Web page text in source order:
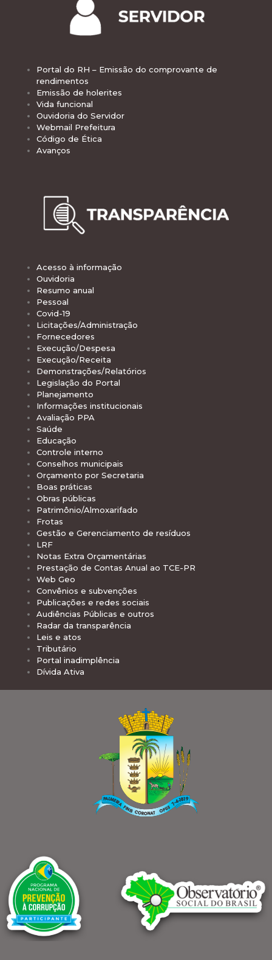
Portal do RH – Emissão do comprovante de
rendimentos
Emissão de holerites
Vida funcional
Ouvidoria do Servidor
Webmail Prefeitura
Código de Ética
Avanços
Acesso à informação
Ouvidoria
Resumo anual
Pessoal
Covid-19
Licitações/Administração
Fornecedores
Execução/Despesa
Execução/Receita
Demonstrações/Relatórios
Legislação do Portal
Planejamento
Informações institucionais
Avaliação PPA
Saúde
Educação
Controle interno
Conselhos municipais
Orçamento por Secretaria
Boas práticas
Obras públicas
Patrimônio/Almoxarifado
Frotas
Gestão e Gerenciamento de resíduos
LRF
Notas Extra Orçamentárias
Prestação de Contas Anual ao TCE-PR
Web Geo
Convênios e subvenções
Publicações e redes sociais
Audiências Públicas e outros
Radar da transparência
Leis e atos
Tributário
Portal inadimplência
Dívida Ativa